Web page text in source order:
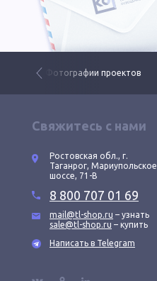
Фотографии проектов
Свяжитесь с нами
Ростовская обл., г.
Таганрог, Мариупольское
шоссе, 71-В
8 800 707 01 69
mail@tl-shop.ru – узнать
sale@tl-shop.ru – купить
Написать в Telegram